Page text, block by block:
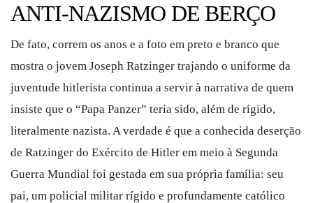
ANTI-NAZISMO DE BERÇO
De fato, correm os anos e a foto em preto e branco que
mostra o jovem Joseph Ratzinger trajando o uniforme da
juventude hitlerista continua a servir à narrativa de quem
insiste que o “Papa Panzer” teria sido, além de rígido,
literalmente nazista. A verdade é que a conhecida deserção
de Ratzinger do Exército de Hitler em meio à Segunda
Guerra Mundial foi gestada em sua própria família: seu
pai, um policial militar rígido e profundamente católico